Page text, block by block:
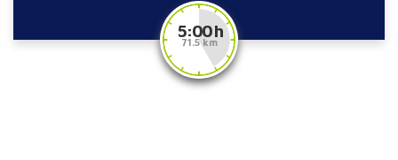
5:00 h
71.5 km